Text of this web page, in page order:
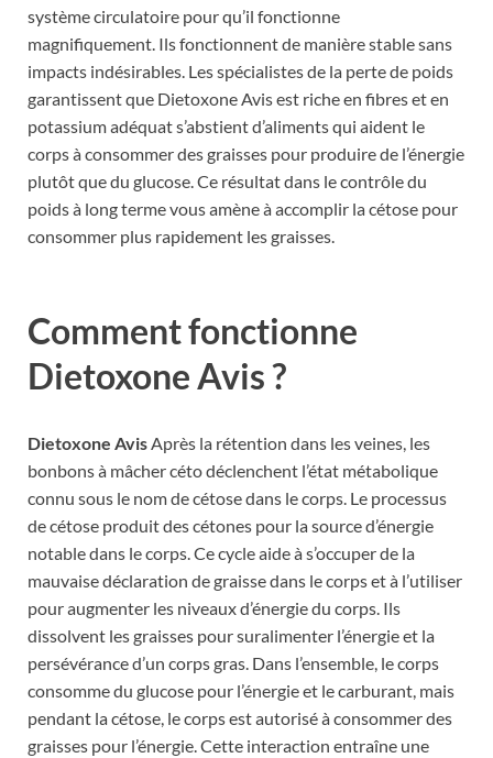
système circulatoire pour qu’il fonctionne
magnifiquement. Ils fonctionnent de manière stable sans
impacts indésirables. Les spécialistes de la perte de poids
garantissent que Dietoxone Avis est riche en fibres et en
potassium adéquat s’abstient d’aliments qui aident le
corps à consommer des graisses pour produire de l’énergie
plutôt que du glucose. Ce résultat dans le contrôle du
poids à long terme vous amène à accomplir la cétose pour
consommer plus rapidement les graisses.
Comment fonctionne
Dietoxone Avis ?
Dietoxone AvisAprès la rétention dans les veines, les
bonbons à mâcher céto déclenchent l’état métabolique
connu sous le nom de cétose dans le corps. Le processus
de cétose produit des cétones pour la source d’énergie
notable dans le corps. Ce cycle aide à s’occuper de la
mauvaise déclaration de graisse dans le corps et à l’utiliser
pour augmenter les niveaux d’énergie du corps. Ils
dissolvent les graisses pour suralimenter l’énergie et la
persévérance d’un corps gras. Dans l’ensemble, le corps
consomme du glucose pour l’énergie et le carburant, mais
pendant la cétose, le corps est autorisé à consommer des
graisses pour l’énergie. Cette interaction entraîne une